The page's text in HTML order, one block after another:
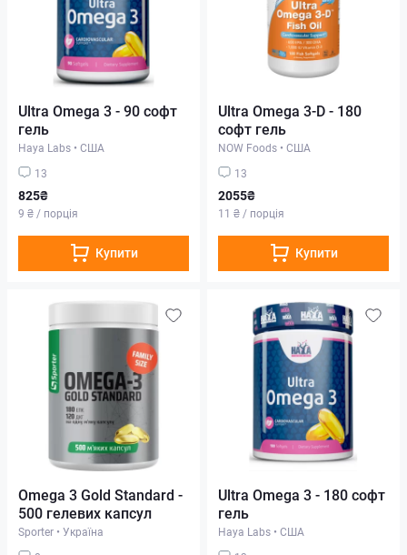
Ultra Omega 3 - 90 софт
гель
Haya Labs • США
13
825₴
9 ₴ / порція
Купити
Ultra Omega 3-D - 180
софт гель
NOW Foods • США
13
2055₴
11 ₴ / порція
Купити
Omega 3 Gold Standard -
500 гелевих капсул
Sporter • Україна
Ultra Omega 3 - 180 софт
гель
Haya Labs • США